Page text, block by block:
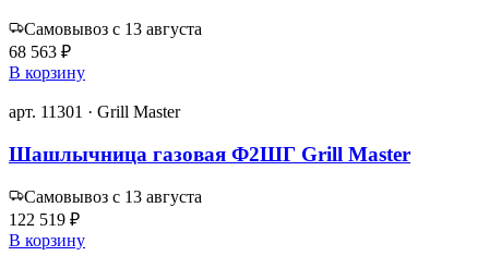
Самовывоз с 13 августа
68 563 ₽
В корзину
арт. 11301 · Grill Master
Шашлычница газовая Ф2ШГ Grill Master
Самовывоз с 13 августа
122 519 ₽
В корзину